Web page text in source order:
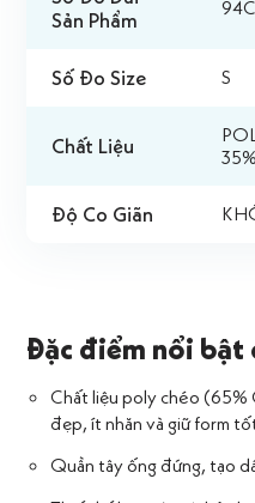
Sản Phẩm
Số Đo Size S
Chất Liệu
Độ Co Giãn
Đặc điểm nổi bật
Chất liệu poly chéo
đẹp, ít nhăn và giữ form
Quần tây ống đứng, tạo